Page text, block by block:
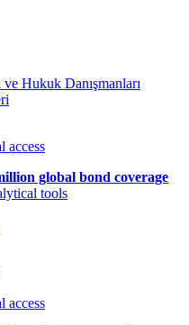
ve Hukuk Danışmanları
access
global bond coverage
tools
access